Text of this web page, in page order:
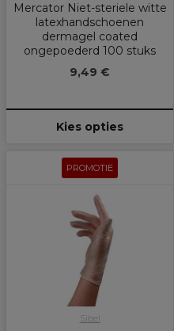
Mercator Niet-steriele witte
latexhandschoenen
dermagel coated
ongepoederd 100 stuks
9,49 €
Kies opties
PROMOTIE
Sibel